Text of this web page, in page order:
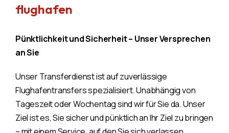
flughafen
Pünktlichkeit und Sicherheit – Unser Versprechen
an Sie
Unser Transferdienst ist auf zuverlässige
Flughafentransfers spezialisiert. Unabhängig von
Tageszeit oder Wochentag sind wir für Sie da. Unser
Ziel ist es, Sie sicher und pünktlich an Ihr Ziel zu bringen